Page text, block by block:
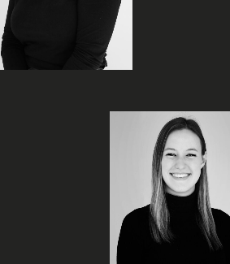
Audrey
Delisle
Technologue